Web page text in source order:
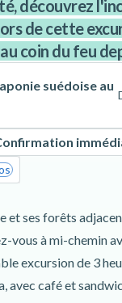
découvrez
de cette
coin du feu
suédoise au
et ses forêts
vous à mi-chemin
excursion de 3
avec café et